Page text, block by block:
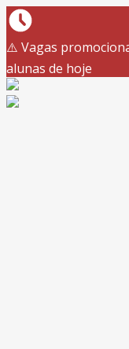
⚠️ Vagas
alunas de hoje